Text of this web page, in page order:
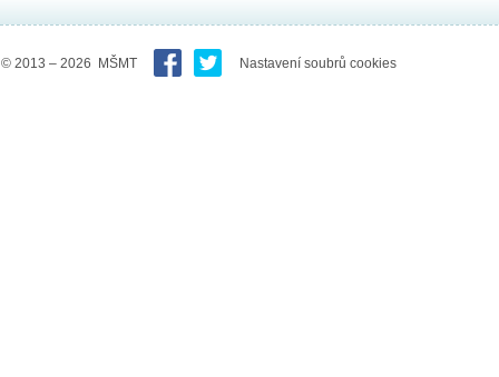
© 2013 – 2026 MŠMT Nastavení soubrů cookies